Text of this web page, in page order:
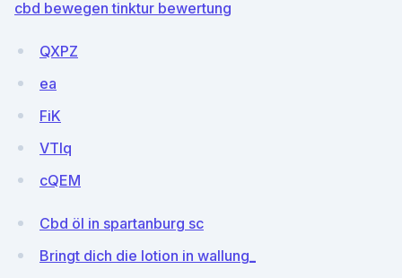
cbd bewegen tinktur bewertung
QXPZ
ea
FiK
VTlq
cQEM
Cbd öl in spartanburg sc
Bringt dich die lotion in wallung_